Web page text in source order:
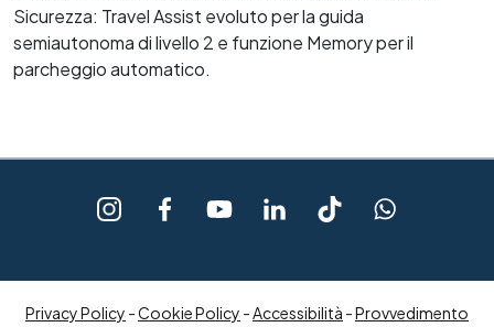
Sicurezza: Travel Assist evoluto per la guida
semiautonoma di livello 2 e funzione Memory per il
parcheggio automatico.
Privacy Policy -Cookie Policy -Accessibilità -Provvedimento